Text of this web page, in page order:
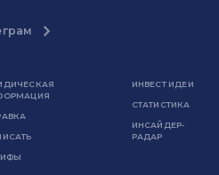
ИНВЕСТ ИДЕИ
СТАТИСТИКА
ИНСАЙДЕР-
РАДАР